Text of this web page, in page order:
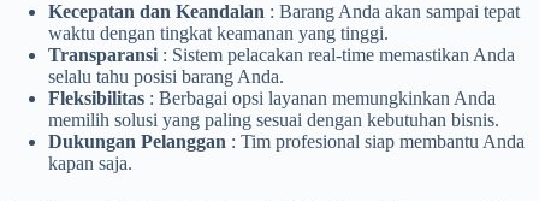
Kecepatan dan Keandalan : Barang Anda akan sampai tepat
waktu dengan tingkat keamanan yang tinggi.
Transparansi : Sistem pelacakan real-time memastikan Anda
selalu tahu posisi barang Anda.
Fleksibilitas : Berbagai opsi layanan memungkinkan Anda
memilih solusi yang paling sesuai dengan kebutuhan bisnis.
Dukungan Pelanggan : Tim profesional siap membantu Anda
kapan saja.